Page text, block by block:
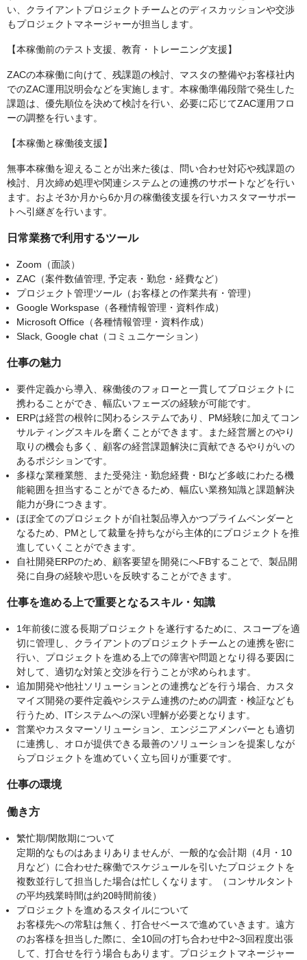
い、クライアントプロジェクトチームとのディスカッションや交渉
もプロジェクトマネージャーが担当します。
【本稼働前のテスト支援、教育・トレーニング支援】
ZACの本稼働に向けて、残課題の検討、マスタの整備やお客様社内
でのZAC運用説明会などを実施します。本稼働準備段階で発生した
課題は、優先順位を決めて検討を行い、必要に応じてZAC運用フロ
ーの調整を行います。
【本稼働と稼働後支援】
無事本稼働を迎えることが出来た後は、問い合わせ対応や残課題の
検討、月次締め処理や関連システムとの連携のサポートなどを行い
ます。およそ3か月から6か月の稼働後支援を行いカスタマーサポー
トへ引継ぎを行います。
日常業務で利用するツール
Zoom（面談）
ZAC（案件数値管理, 予定表・勤怠・経費など）
プロジェクト管理ツール（お客様との作業共有・管理）
Google Workspase（各種情報管理・資料作成）
Microsoft Office（各種情報管理・資料作成）
Slack, Google chat（コミュニケーション）
仕事の魅力
要件定義から導入、稼働後のフォローと一貫してプロジェクトに
携わることができ、幅広いフェーズの経験が可能です。
ERPは経営の根幹に関わるシステムであり、PM経験に加えてコン
サルティングスキルを磨くことができます。また経営層とのやり
取りの機会も多く、顧客の経営課題解決に貢献できるやりがいの
あるポジションです。
多様な業種業態、また受発注・勤怠経費・BIなど多岐にわたる機
能範囲を担当することができるため、幅広い業務知識と課題解決
能力が身につきます。
ほぼ全てのプロジェクトが自社製品導入かつプライムベンダーと
なるため、PMとして裁量を持ちながら主体的にプロジェクトを推
進していくことができます。
自社開発ERPのため、顧客要望を開発にへFBすることで、製品開
発に自身の経験や思いを反映することができます。
仕事を進める上で重要となるスキル・知識
1年前後に渡る長期プロジェクトを遂行するために、スコープを適
切に管理し、クライアントのプロジェクトチームとの連携を密に
行い、プロジェクトを進める上での障害や問題となり得る要因に
対して、適切な対策と交渉を行うことが求められます。
追加開発や他社ソリューションとの連携などを行う場合、カスタ
マイズ開発の要件定義やシステム連携のための調査・検証なども
行うため、ITシステムへの深い理解が必要となります。
営業やカスタマーソリューション、エンジニアメンバーとも適切
に連携し、オロが提供できる最善のソリューションを提案しなが
らプロジェクトを進めていく立ち回りが重要です。
仕事の環境
働き方
繁忙期/閑散期について
定期的なものはあまりありませんが、一般的な会計期（4月・10
月など）に合わせた稼働でスケジュールを引いたプロジェクトを
複数並行して担当した場合は忙しくなります。（コンサルタント
の平均残業時間は約20時間前後）
プロジェクトを進めるスタイルについて
お客様先への常駐は無く、打合せベースで進めていきます。遠方
のお客様を担当した際に、全10回の打ち合わせ中2~3回程度出張
して、打合せを行う場合もあります。プロジェクトマネージャー